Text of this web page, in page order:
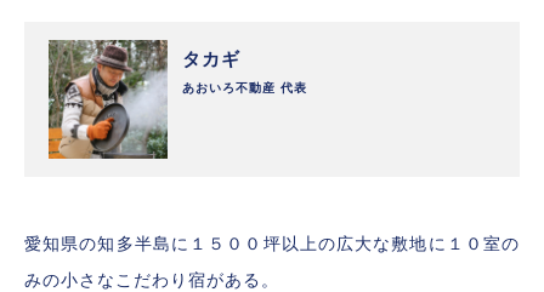
タカギ
あおいろ不動産 代表
愛知県の知多半島に１５００坪以上の広大な敷地に１０室の
みの小さなこだわり宿がある。